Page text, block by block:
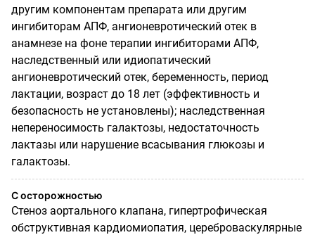
другим компонентам препарата или другим
ингибиторам АПФ, ангионевротический отек в
анамнезе на фоне терапии ингибиторами АПФ,
наследственный или идиопатический
ангионевротический отек, беременность, период
лактации, возраст до 18 лет (эффективность и
безопасность не установлены); наследственная
непереносимость галактозы, недостаточность
лактазы или нарушение всасывания глюкозы и
галактозы.
С осторожностью
Стеноз аортального клапана, гипертрофическая
обструктивная кардиомиопатия, цереброваскулярные